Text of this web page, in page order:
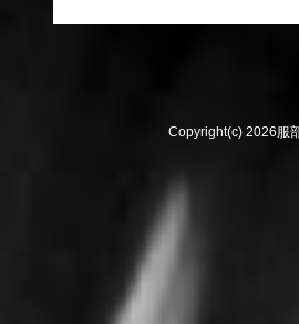
Copyright(c) 2026服